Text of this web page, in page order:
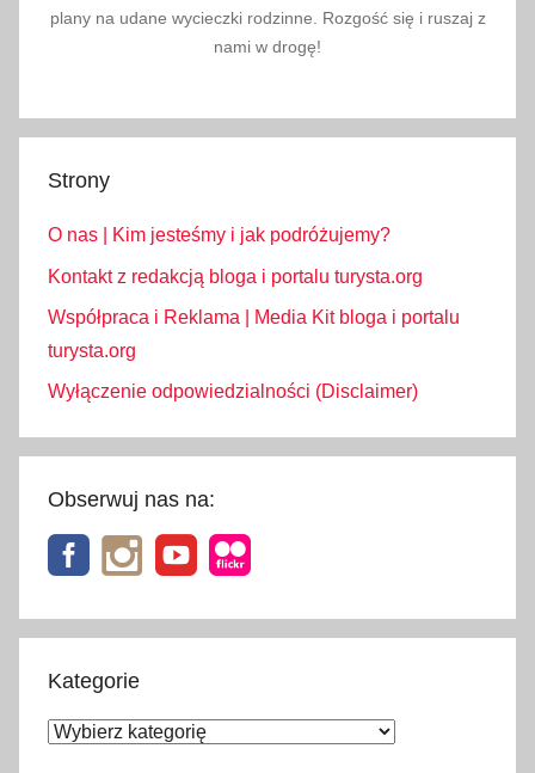
plany na udane wycieczki rodzinne. Rozgość się i ruszaj z
nami w drogę!
Strony
O nas | Kim jesteśmy i jak podróżujemy?
Kontakt z redakcją bloga i portalu turysta.org
Współpraca i Reklama | Media Kit bloga i portalu
turysta.org
Wyłączenie odpowiedzialności (Disclaimer)
Obserwuj nas na:
Kategorie
Kategorie